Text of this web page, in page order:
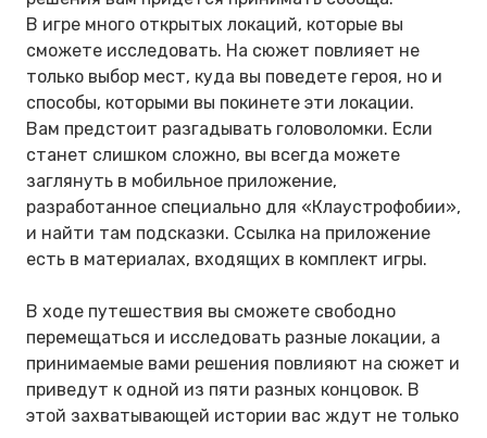
В игре много открытых локаций, которые вы
сможете исследовать. На сюжет повлияет не
только выбор мест, куда вы поведете героя, но и
способы, которыми вы покинете эти локации.
Вам предстоит разгадывать головоломки. Если
станет слишком сложно, вы всегда можете
заглянуть в мобильное приложение,
разработанное специально для «Клаустрофобии»,
и найти там подсказки. Ссылка на приложение
есть в материалах, входящих в комплект игры.
В ходе путешествия вы сможете свободно
перемещаться и исследовать разные локации, а
принимаемые вами решения повлияют на сюжет и
приведут к одной из пяти разных концовок. В
этой захватывающей истории вас ждут не только